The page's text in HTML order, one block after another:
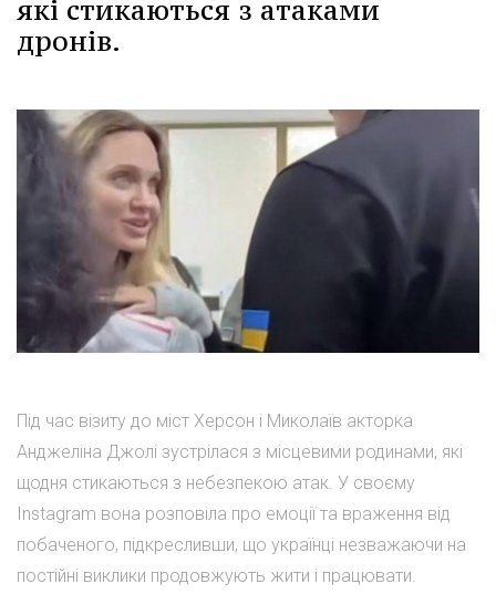
які стикаються з атаками
дронів.
Під час візиту до міст Херсон і Миколаїв акторка
Анджеліна Джолі зустрілася з місцевими родинами, які
щодня стикаються з небезпекою атак. У своєму
Instagram вона розповіла про емоції та враження від
побаченого, підкресливши, що українці незважаючи на
постійні виклики продовжують жити і працювати.